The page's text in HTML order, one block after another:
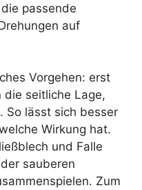
passende
auf
Vorgehen: erst
die seitliche Lage,
So lässt sich besser
Wirkung hat.
und Falle
sauberen
Zum